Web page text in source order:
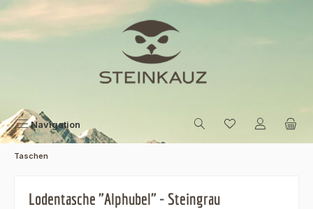
Zum Hauptinhalt springen
Navigation
Taschen
Lodentasche "Alphubel" - Steingrau